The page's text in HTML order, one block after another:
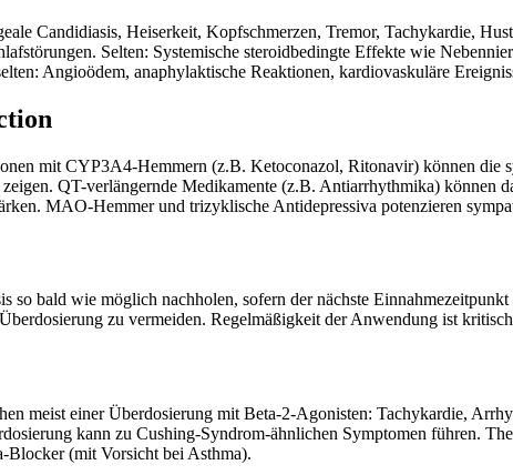
Candidiasis, Heiserkeit, Kopfschmerzen, Tremor, Tachykardie,
Selten: Systemische steroidbedingte Effekte wie
Angioödem, anaphylaktische Reaktionen, kardiovaskuläre
mit CYP3A4-Hemmern (z.B. Ketoconazol, Ritonavir) können die
QT-verlängernde Medikamente (z.B. Antiarrhythmika) können
MAO-Hemmer und trizyklische Antidepressiva potenzieren
so bald wie möglich nachholen, sofern der nächste
zu vermeiden. Regelmäßigkeit der Anwendung ist
meist einer Überdosierung mit Beta-2-Agonisten: Tachykardie,
kann zu Cushing-Syndrom-ähnlichen Symptomen führen.
Blocker (mit Vorsicht bei Asthma).